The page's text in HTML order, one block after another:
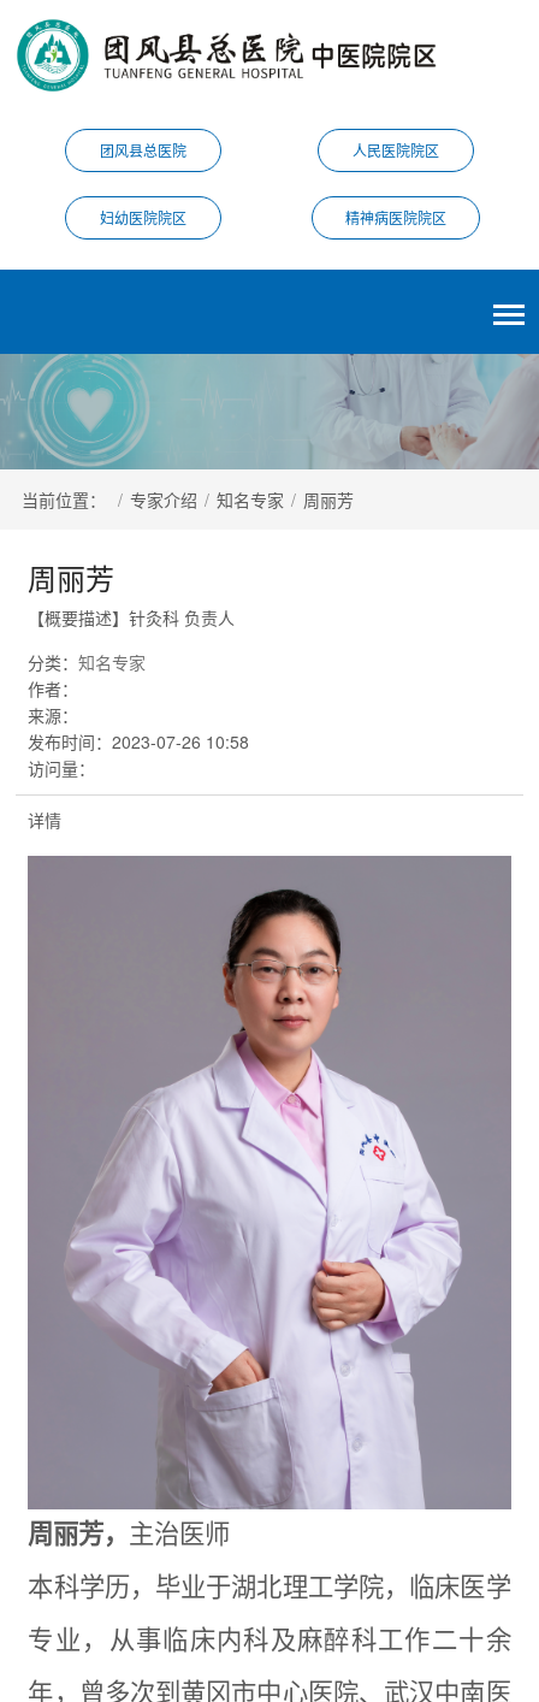
团风县总医院 人民医院院区
妇幼医院院区 精神病医院院区
当前位置： / 专家介绍 / 知名专家 / 周丽芳
周丽芳
【概要描述】针灸科 负责人
分类：知名专家
作者：
来源：
发布时间：2023-07-26 10:58
访问量：
详情
周丽芳， 主治医师
本科学历，毕业于湖北理工学院，临床医学
专业，从事临床内科及麻醉科工作二十余
年，曾多次到黄冈市中心医院、武汉中南医